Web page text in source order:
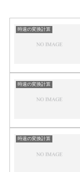
時速の変換計算
時速の変換計算
時速の変換計算